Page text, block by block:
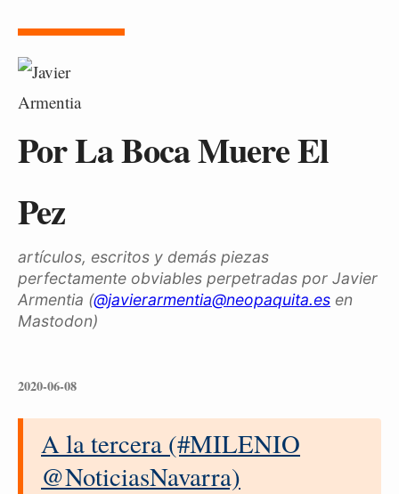
Por La Boca Muere El
Pez
artículos, escritos y demás piezas
perfectamente obviables perpetradas por Javier
Armentia (@javierarmentia@neopaquita.es en
Mastodon)
2020-06-08
A la tercera (#MILENIO
@NoticiasNavarra)